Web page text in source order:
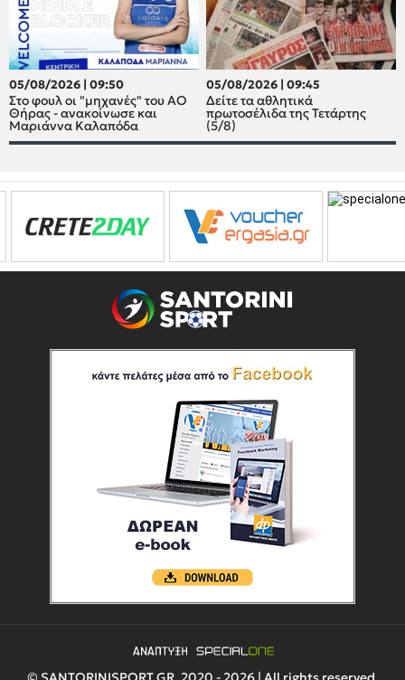
05/08/2026 | 09:50
Στο φουλ οι "μηχανές" του ΑΟ
Θήρας - ανακοίνωσε και
Μαριάννα Καλαπόδα
05/08/2026 | 09:45
Δείτε τα αθλητικά
πρωτοσέλιδα της Τετάρτης
(5/8)